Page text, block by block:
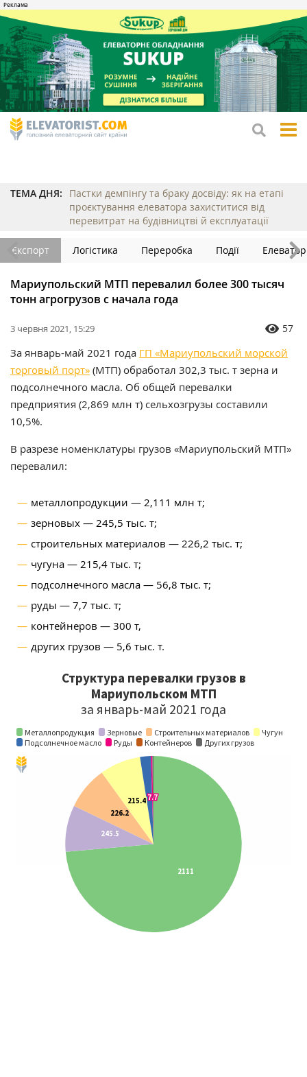
ТЕМА ДНЯ:
Пастки демпінгу та браку досвіду: як на етапі
проєктування елеватора захиститися від
перевитрат на будівництві й експлуатації
Експорт Логістика Переробка Події
Мариупольский МТП перевалил более 300 тысяч
тонн агрогрузов с начала года
3 червня 2021, 15:29 57
За январь-май 2021 года ГП «Мариупольский морской
торговый порт» (МТП) обработал 302,3 тыс. т зерна и
подсолнечного масла. Об общей перевалки
предприятия (2,869 млн т) сельхозгрузы составили
10,5%.
В разрезе номенклатуры грузов «Мариупольский МТП»
перевалил:
металлопродукции — 2,111 млн т;
зерновых — 245,5 тыс. т;
строительных материалов — 226,2 тыс. т;
чугуна — 215,4 тыс. т;
подсолнечного масла — 56,8 тыс. т;
руды — 7,7 тыс. т;
контейнеров — 300 т,
других грузов — 5,6 тыс. т.